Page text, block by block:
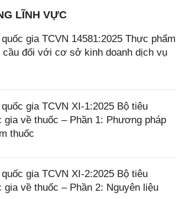
LĨNH VỰC
gia TCVN 14581:2025 Thực phẩm
cầu đối với cơ sở kinh doanh dịch vụ
gia TCVN XI-1:2025 Bộ tiêu
gia về thuốc – Phần 1: Phương pháp
thuốc
gia TCVN XI-2:2025 Bộ tiêu
gia về thuốc – Phần 2: Nguyên liệu